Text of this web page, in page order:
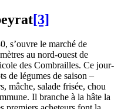
[3]
s’ouvre le marché de
au nord-ouest de
des Combrailles. Ce jour-
de légumes de saison –
mâche, salade frisée, chou
Il branche à la hâte la